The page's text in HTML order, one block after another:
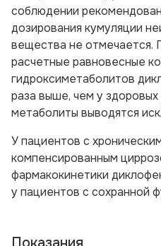
соблюдении
дозирования кумуляции
вещества не отмечается.
расчетные равновесные
гидроксиметаболитов
раза выше, чем у
метаболиты выводятся
У пациентов с
компенсированным
фармакокинетики
у пациентов с сохранной